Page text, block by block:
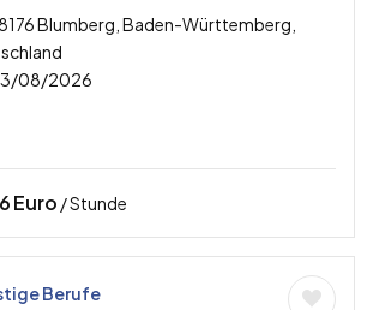
Blumberg, Baden-Württemberg,
08/2026
Euro / Stunde
Berufe